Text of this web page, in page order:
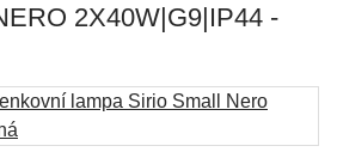
2X40W|G9|IP44 -